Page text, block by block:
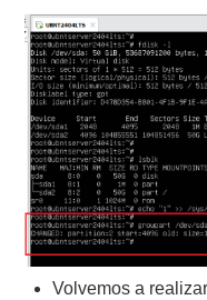
Volvemos a